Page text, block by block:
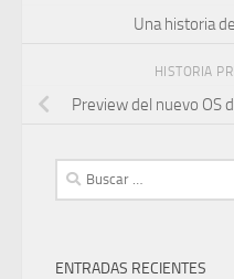
Una historia
HISTORIA
Preview del nuevo OS
Buscar:
ENTRADAS RECIENTES